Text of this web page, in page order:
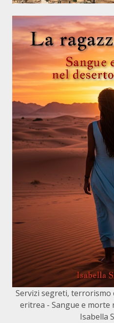
Servizi segreti, terrorismo
eritrea - Sangue e morte
Isabella